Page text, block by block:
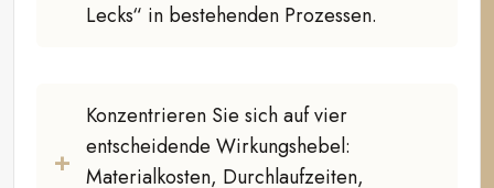
Lecks“ in bestehenden Prozessen.
Konzentrieren Sie sich auf vier
entscheidende Wirkungshebel:
Materialkosten, Durchlaufzeiten,